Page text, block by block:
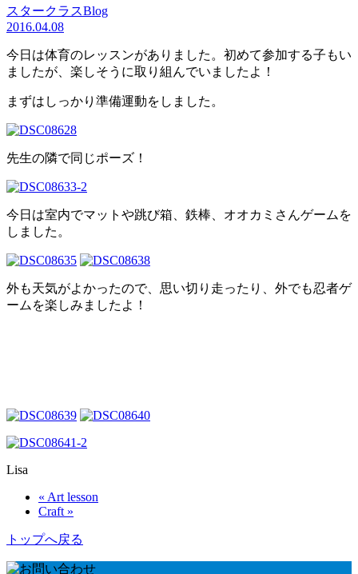
スタークラスBlog
2016.04.08
今日は体育のレッスンがありました。初めて参加する子もい
ましたが、楽しそうに取り組んでいましたよ！
まずはしっかり準備運動をしました。
先生の隣で同じポーズ！
今日は室内でマットや跳び箱、鉄棒、オオカミさんゲームを
しました。
外も天気がよかったので、思い切り走ったり、外でも忍者ゲ
ームを楽しみましたよ！
Lisa
« Art lesson
Craft »
トップへ戻る